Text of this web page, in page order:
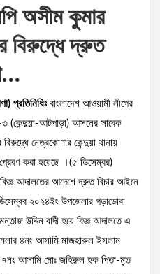
অসীম কুমার
বিরুদ্ধে দ্রুত
প্রতিনিধিঃ বাংলাদেশ আওয়ামী লীগের
(কেন্দুয়া-আটপাড়া) আসনের সাবেক
নেত্রকোণার কেন্দুয়া থানায়
করা হয়েছে ।(৫ ডিসেম্বর)
আদালতের আদেশে দ্রুত বিচার আইনে
২০২৪ইং উপজেলার গড়াডোবা
উদ্দিন বাদী হয়ে বিজ্ঞ আদালতে এ
৪নং আসামি মাজহারুল ইসলাম
৭নং আসামি মোঃ জহিরুল হক পিতা-মৃত